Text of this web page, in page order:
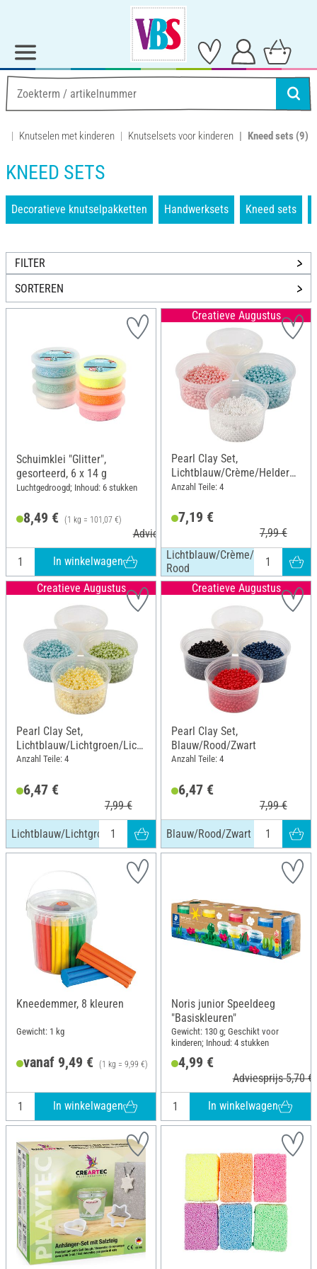
Knutselen met kinderen Knutselsets voor kinderen Kneed sets (9)
KNEED SETS
Decoratieve knutselpakketten Handwerksets Kneed sets
FILTER
SORTEREN
Schuimklei "Glitter",
gesorteerd, 6 x 14 g
Luchtgedroogd; Inhoud: 6 stukken
8,49 € (1 kg = 101,07 €)
Adviesprijs 10,92 €
In winkelwagen
Creatieve Augustus
Pearl Clay Set,
Lichtblauw/Crème/Helder
Rood
Anzahl Teile: 4
7,19 €
7,99 €
Lichtblauw/Crème/Helder
Rood
Creatieve Augustus
Pearl Clay Set,
Lichtblauw/Lichtgroen/Licht
geel
Anzahl Teile: 4
6,47 €
7,99 €
Lichtblauw/Lichtgroen/Lichtgeel
Creatieve Augustus
Pearl Clay Set,
Blauw/Rood/Zwart
Anzahl Teile: 4
6,47 €
7,99 €
Blauw/Rood/Zwart
Kneedemmer, 8 kleuren
Gewicht: 1 kg
vanaf 9,49 € (1 kg = 9,99 €)
In winkelwagen
Noris junior Speeldeeg
"Basiskleuren"
Gewicht: 130 g; Geschikt voor
kinderen; Inhoud: 4 stukken
4,99 €
Adviesprijs 5,70 €
In winkelwagen